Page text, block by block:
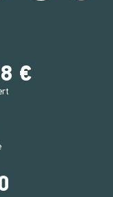
€